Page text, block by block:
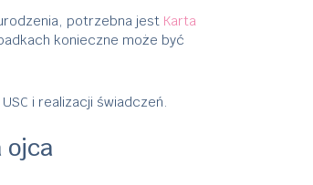
potrzebna jest Karta
konieczne może być
i realizacji świadczeń.
ojca